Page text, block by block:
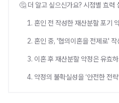
🤔 더 알고 싶으신가요? 시점별 효력
1. 혼인 전 작성한 재산분할 포기
2. 혼인 중, '협의이혼을 전제로'
3. 이혼 후 재산분할 약정은 유효
4. 약정의 불확실성을 ‘안전한 전